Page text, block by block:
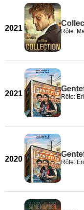
2021 Rôle:
2021 Rôle:
2020 Rôle: